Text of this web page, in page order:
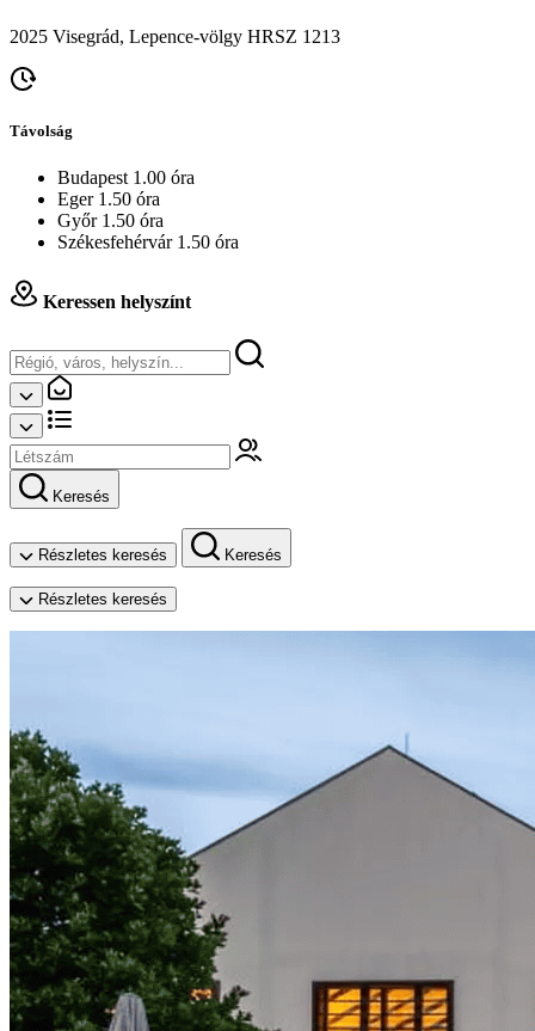
2025 Visegrád, Lepence-völgy HRSZ 1213
Távolság
Budapest 1.00 óra
Eger 1.50 óra
Győr 1.50 óra
Székesfehérvár 1.50 óra
Keressen helyszínt
Keresés
Részletes keresés Keresés
Részletes keresés